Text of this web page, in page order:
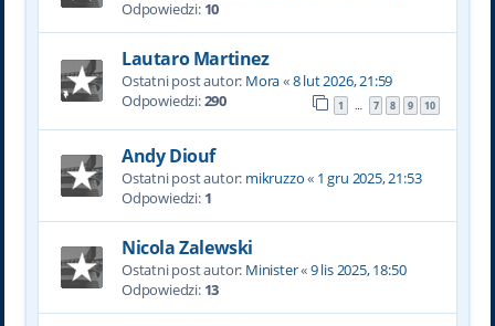
Odpowiedzi: 10
Lautaro Martinez
Ostatni post autor: Mora«8 lut 2026, 21:59
Odpowiedzi:290 1 … 7 8 9 10
Andy Diouf
Ostatni post autor: mikruzzo« 1 gru 2025, 21:53
Odpowiedzi: 1
Nicola Zalewski
Ostatni post autor: Minister«9 lis 2025, 18:50
Odpowiedzi: 13